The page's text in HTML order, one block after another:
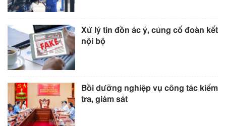
Xử lý tin đồn ác ý, củng cố đoàn kết
nội bộ
Bồi dưỡng nghiệp vụ công tác kiểm
tra, giám sát